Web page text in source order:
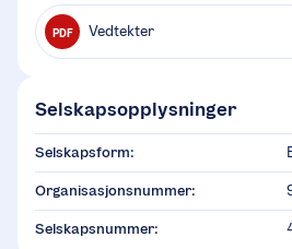
PDF Vedtekter
Selskapsopplysninger
Selskapsform:
Organisasjonsnummer:
Selskapsnummer: